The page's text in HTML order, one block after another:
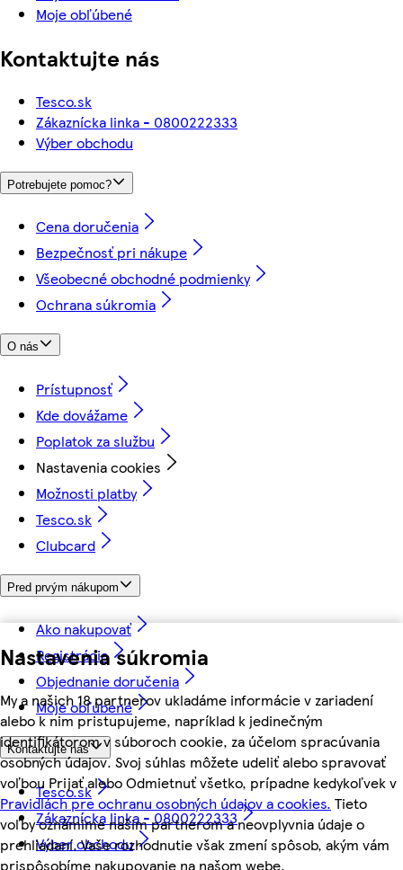
Nastavenia súkromia
My a našich 18 partnerov ukladáme informácie v zariadení
alebo k nim pristupujeme, napríklad k jedinečným
identifikátorom v súboroch cookie, za účelom spracúvania
osobných údajov. Svoj súhlas môžete udeliť alebo spravovať
voľbou Prijať alebo Odmietnuť všetko, prípadne kedykoľvek v
Pravidlách pre ochranu osobných údajov a cookies. Tieto
voľby oznámime našim partnerom a neovplyvnia údaje o
prehliadaní. Vaše rozhodnutie však zmení spôsob, akým vám
prispôsobíme nakupovanie na našom webe.
Moje obľúbené
Kontaktujte nás
Tesco.sk
Zákaznícka linka - 0800222333
Výber obchodu
Potrebujete pomoc?
Cena doručenia
Bezpečnosť pri nákupe
Všeobecné obchodné podmienky
Ochrana súkromia
O nás
Prístupnosť
Kde dovážame
Poplatok za službu
Nastavenia cookies
Možnosti platby
Tesco.sk
Clubcard
Pred prvým nákupom
Ako nakupovať
Registrácia
Objednanie doručenia
Moje obľúbené
Kontaktujte nás
Tesco.sk
Zákaznícka linka - 0800222333
Výber obchodu